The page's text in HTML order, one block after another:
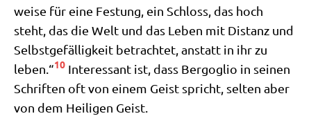
wei­se für eine Festung, ein Schloss, das hoch
steht, das die Welt und das Leben mit Distanz und
Selbst­ge­fäl­lig­keit betrach­tet, anstatt in ihr zu
leben.“10 Inter­es­sant ist, dass Berg­o­glio in sei­nen
Schrif­ten oft von einem Geist spricht, sel­ten aber
von dem Hei­li­gen Geist.